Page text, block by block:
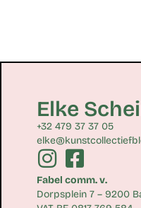
Elke
+32 479 37 37 05
Fabel comm. v.
Dorpsplein 7 – 9200